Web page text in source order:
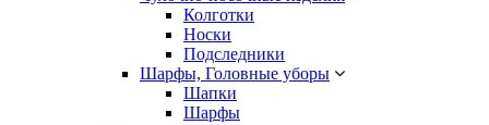
Колготки
Носки
Подследники
Шарфы, Головные уборы
Шапки
Шарфы